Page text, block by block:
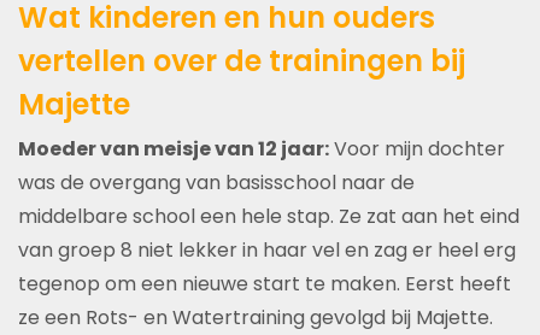
Wat kinderen en hun ouders
vertellen over de trainingen bij
Majette
Moeder van meisje van 12 jaar:Voor mijn dochter
was de overgang van basisschool naar de
middelbare school een hele stap. Ze zat aan het eind
van groep 8 niet lekker in haar vel en zag er heel erg
tegenop om een nieuwe start te maken. Eerst heeft
ze een Rots- en Watertraining gevolgd bij Majette.